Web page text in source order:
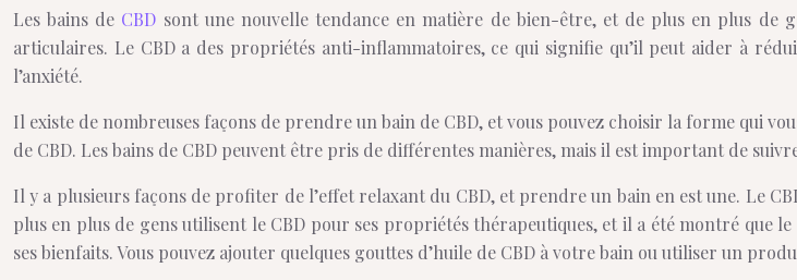
Les bains de CBD sont une nouvelle tendance en matière de bien-être, et de plus en plus de
articulaires. Le CBD a des propriétés anti-inflammatoires, ce qui signifie qu’il peut aider à
l’anxiété.
Il existe de nombreuses façons de prendre un bain de CBD, et vous pouvez choisir la forme qui
de CBD. Les bains de CBD peuvent être pris de différentes manières, mais il est important de
Il y a plusieurs façons de profiter de l’effet relaxant du CBD, et prendre un bain en est une. Le
plus en plus de gens utilisent le CBD pour ses propriétés thérapeutiques, et il a été montré que
ses bienfaits. Vous pouvez ajouter quelques gouttes d’huile de CBD à votre bain ou utiliser un